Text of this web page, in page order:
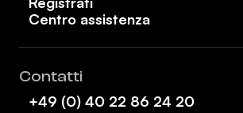
Centro assistenza
Contatti
+49 (0) 40 22 86 24 20